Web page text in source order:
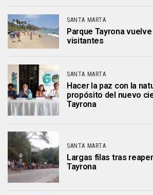
SANTA MARTA
Parque Tayrona
visitantes
SANTA MARTA
Hacer la paz con la
propósito del nuevo
Tayrona
SANTA MARTA
Largas filas tras
Tayrona